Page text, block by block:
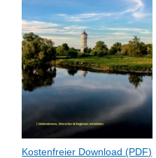
Kostenfreier Download (PDF)